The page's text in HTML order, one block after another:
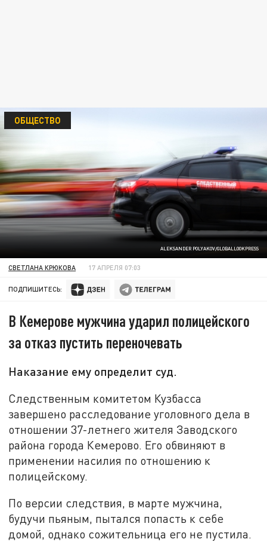
ALEKSANDER POLYAKOV/GLOBALLOOKPRESS
ОБЩЕСТВО
СВЕТЛАНА КРЮКОВА 17 АПРЕЛЯ 07:03
ПОДПИШИТЕСЬ:
В Кемерове мужчина ударил полицейского
за отказ пустить переночевать
Наказание ему определит суд.
Следственным комитетом Кузбасса
завершено расследование уголовного дела в
отношении 37-летнего жителя Заводского
района города Кемерово. Его обвиняют в
применении насилия по отношению к
полицейскому.
По версии следствия, в марте мужчина,
будучи пьяным, пытался попасть к себе
домой, однако сожительница его не пустила.